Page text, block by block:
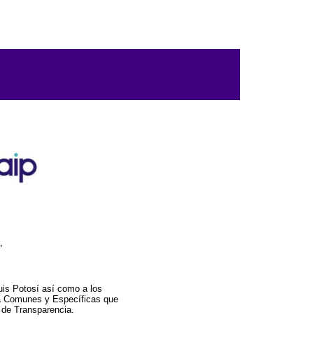
Potosí así como a los
Comunes y Específicas que
Transparencia.